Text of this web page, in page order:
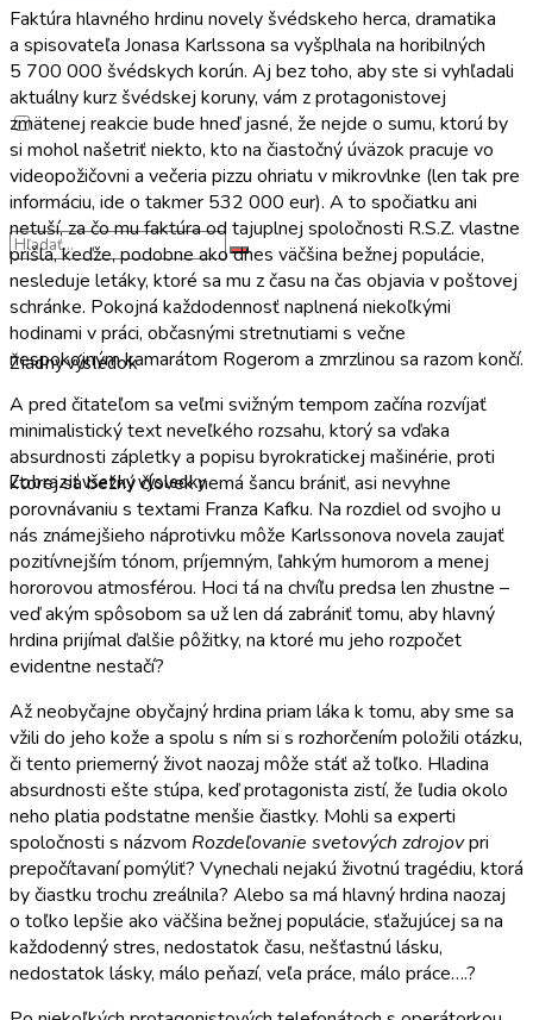
Žiadny výsledok
Zobraziť všetky výsledky
Faktúra hlavného hrdinu novely švédskeho herca, dramatika
a spisovateľa Jonasa Karlssona sa vyšplhala na horibilných
5 700 000 švédskych korún. Aj bez toho, aby ste si vyhľadali
aktuálny kurz švédskej koruny, vám z protagonistovej
zmätenej reakcie bude hneď jasné, že nejde o sumu, ktorú by
si mohol našetriť niekto, kto na čiastočný úväzok pracuje vo
videopožičovni a večeria pizzu ohriatu v mikrovlnke (len tak pre
informáciu, ide o takmer 532 000 eur). A to spočiatku ani
netuší, za čo mu faktúra od tajuplnej spoločnosti R.S.Z. vlastne
prišla, keďže, podobne ako dnes väčšina bežnej populácie,
nesleduje letáky, ktoré sa mu z času na čas objavia v poštovej
schránke. Pokojná každodennosť naplnená niekoľkými
hodinami v práci, občasnými stretnutiami s večne
nespokojným kamarátom Rogerom a zmrzlinou sa razom končí.
A pred čitateľom sa veľmi svižným tempom začína rozvíjať
minimalistický text neveľkého rozsahu, ktorý sa vďaka
absurdnosti zápletky a popisu byrokratickej mašinérie, proti
ktorej sa bežný človek nemá šancu brániť, asi nevyhne
porovnávaniu s textami Franza Kafku. Na rozdiel od svojho u
nás známejšieho náprotivku môže Karlssonova novela zaujať
pozitívnejším tónom, príjemným, ľahkým humorom a menej
hororovou atmosférou. Hoci tá na chvíľu predsa len zhustne –
veď akým spôsobom sa už len dá zabrániť tomu, aby hlavný
hrdina prijímal ďalšie pôžitky, na ktoré mu jeho rozpočet
evidentne nestačí?
Až neobyčajne obyčajný hrdina priam láka k tomu, aby sme sa
vžili do jeho kože a spolu s ním si s rozhorčením položili otázku,
či tento priemerný život naozaj môže stáť až toľko. Hladina
absurdnosti ešte stúpa, keď protagonista zistí, že ľudia okolo
neho platia podstatne menšie čiastky. Mohli sa experti
spoločnosti s názvom Rozdeľovanie svetových zdrojovpri
prepočítavaní pomýliť? Vynechali nejakú životnú tragédiu, ktorá
by čiastku trochu zreálnila? Alebo sa má hlavný hrdina naozaj
o toľko lepšie ako väčšina bežnej populácie, sťažujúcej sa na
každodenný stres, nedostatok času, nešťastnú lásku,
nedostatok lásky, málo peňazí, veľa práce, málo práce….?